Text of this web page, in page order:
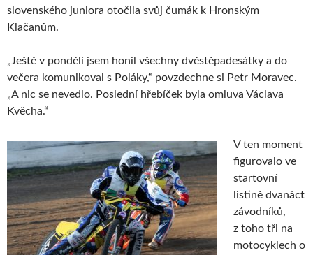
slovenského juniora otočila svůj čumák k Hronským
Klačanům.
„Ještě v pondělí jsem honil všechny dvěstěpadesátky a do
večera komunikoval s Poláky,“ povzdechne si Petr Moravec.
„A nic se nevedlo. Poslední hřebíček byla omluva Václava
Kvěcha.“
V ten moment
figurovalo ve
startovní
listině dvanáct
závodníků,
z toho tři na
motocyklech o